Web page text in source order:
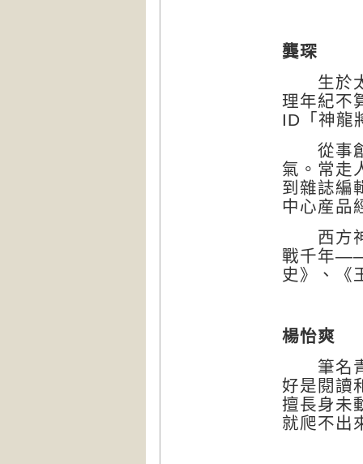
龔琛
生於太
理年紀不
ID 「神
從事創
氣。常走
到雜誌編
中心産品
西方神
戰千年
史》、《
楊怡爽
筆名青
好是閱讀
擅長身未
就爬不出